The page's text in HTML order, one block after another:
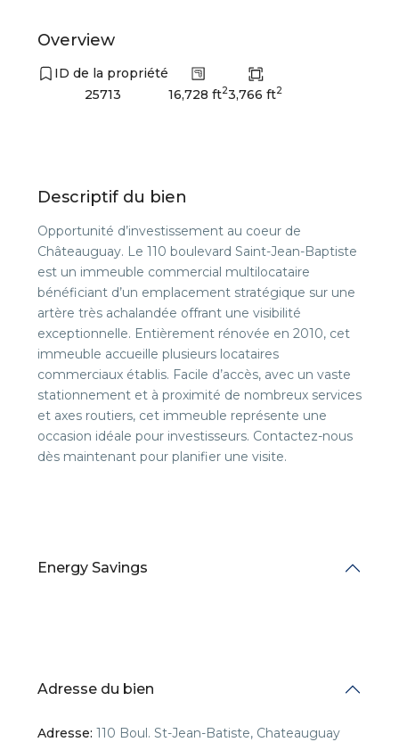
Overview
ID de la propriété
25713
16,728 ft23,766 ft2
Descriptif du bien
Opportunité d’investissement au coeur de
Châteauguay. Le 110 boulevard Saint-Jean-Baptiste
est un immeuble commercial multilocataire
bénéficiant d’un emplacement stratégique sur une
artère très achalandée offrant une visibilité
exceptionnelle. Entièrement rénovée en 2010, cet
immeuble accueille plusieurs locataires
commerciaux établis. Facile d’accès, avec un vaste
stationnement et à proximité de nombreux services
et axes routiers, cet immeuble représente une
occasion idéale pour investisseurs. Contactez-nous
dès maintenant pour planifier une visite.
Energy Savings
Adresse du bien
Adresse: 110 Boul. St-Jean-Batiste, Chateauguay